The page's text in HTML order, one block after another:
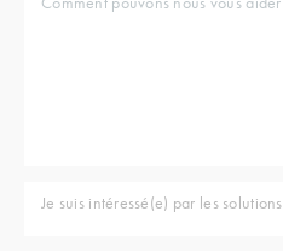
Je suis intéressé(e) par les solutions